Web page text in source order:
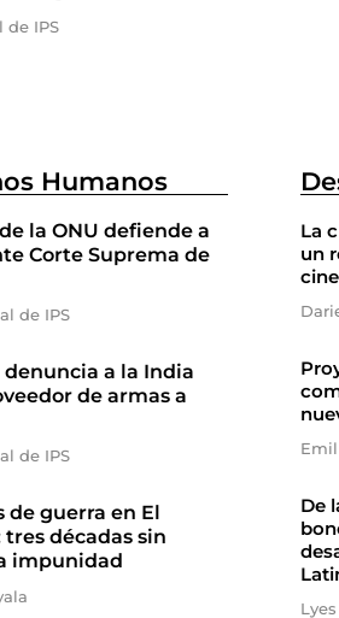
de IPS
Humanos
la ONU defiende a
Corte Suprema de
de IPS
a la India
de armas a
de IPS
de guerra en El
tres décadas sin
impunidad
La
un
cine
De